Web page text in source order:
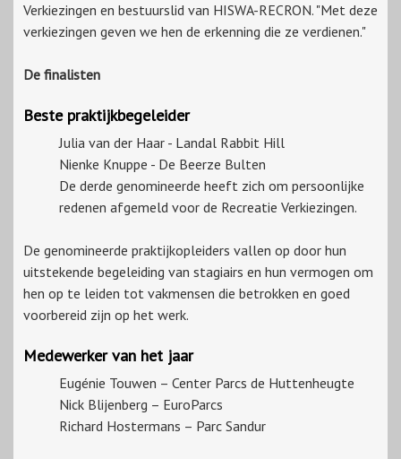
Verkiezingen en bestuurslid van HISWA-RECRON. "Met deze
verkiezingen geven we hen de erkenning die ze verdienen."
De finalisten
Beste praktijkbegeleider
Julia van der Haar - Landal Rabbit Hill
Nienke Knuppe - De Beerze Bulten
De derde genomineerde heeft zich om persoonlijke
redenen afgemeld voor de Recreatie Verkiezingen.
De genomineerde praktijkopleiders vallen op door hun
uitstekende begeleiding van stagiairs en hun vermogen om
hen op te leiden tot vakmensen die betrokken en goed
voorbereid zijn op het werk.
Medewerker van het jaar
Eugénie Touwen – Center Parcs de Huttenheugte
Nick Blijenberg – EuroParcs
Richard Hostermans – Parc Sandur